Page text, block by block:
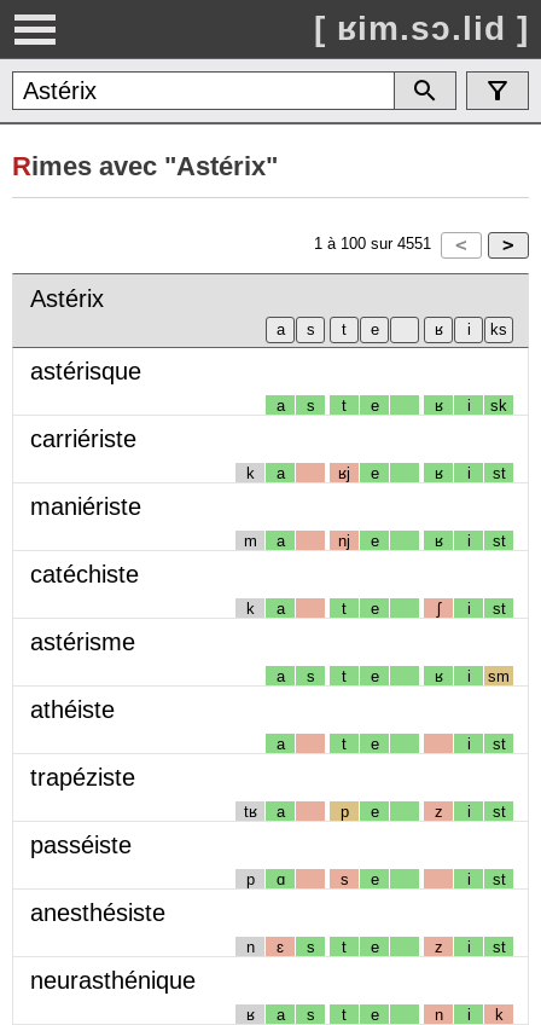
[ ʁim.sɔ.lid ]
Rimes avec "Astérix"
1 à 100 sur 4551
Astérix
astérisque
a s t e ʁ i sk
carriériste
k a ʁj e ʁ i st
maniériste
m a nj e ʁ i st
catéchiste
k a t e ʃ i st
astérisme
a s t e ʁ i sm
athéiste
a t e i st
trapéziste
tʁ a p e z i st
passéiste
p ɑ s e i st
anesthésiste
n ɛ s t e z i st
neurasthénique
ʁ a s t e n i k